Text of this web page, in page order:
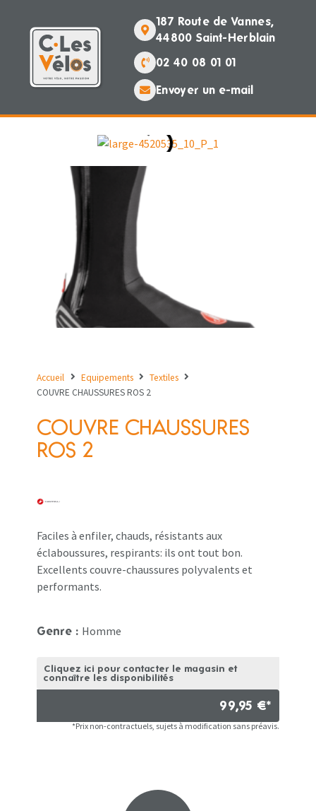
187 Route de Vannes,
44800 Saint-Herblain
02 40 08 01 01
Envoyer un e-mail
Accueil Equipements
Textiles
COUVRE CHAUSSURES ROS 2
COUVRE CHAUSSURES
ROS 2
Faciles à enfiler, chauds, résistants aux
éclaboussures, respirants: ils ont tout bon.
Excellents couvre-chaussures polyvalents et
performants.
Genre : Homme
Cliquez ici pour contacter le magasin et
connaître les disponibilités
99,95 €*
*Prix non-contractuels, sujets à modification sans préavis.